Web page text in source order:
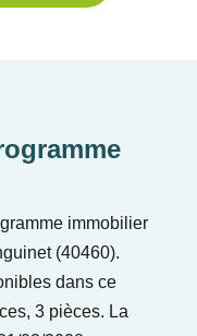
immobilier
(40460).
dans ce
3 pièces. La